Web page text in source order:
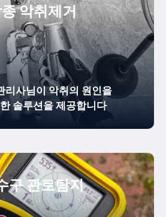
악취제거
리사님이 악취의 원인을
솔루션을 제공합니다
구 관로탐지